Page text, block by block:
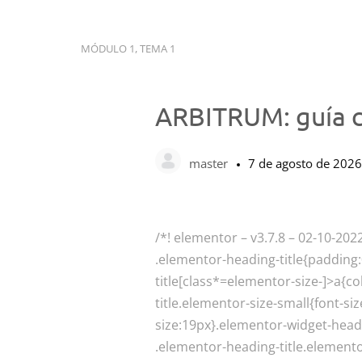
MÓDULO 1, TEMA 1
ARBITRUM: guía
master 7 de agosto de 2026
/*! elementor – v3.7.8 – 02-10-
.elementor-heading-
title[class*=elementor-size-
title.elementor-size-small{font-
size:19px}.elementor-widget-
.elementor-heading-